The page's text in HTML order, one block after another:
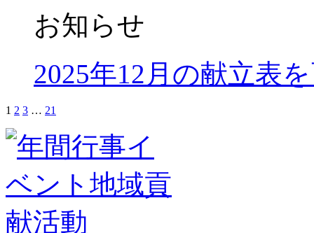
お知らせ
2025年12月の献立表
1 2 3 … 21